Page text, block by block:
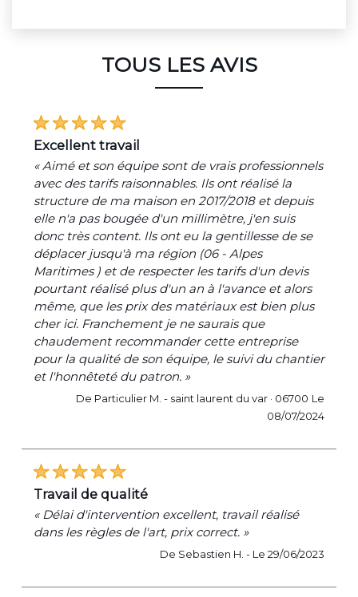
TOUS LES AVIS
excellent travail
« Aimé et son équipe sont de vrais professionnels
avec des tarifs raisonnables. Ils ont réalisé la
structure de ma maison en 2017/2018 et depuis
elle n'a pas bougée d'un millimètre, j'en suis
donc très content. Ils ont eu la gentillesse de se
déplacer jusqu'à ma région (06 - Alpes
Maritimes ) et de respecter les tarifs d'un devis
pourtant réalisé plus d'un an à l'avance et alors
même, que les prix des matériaux est bien plus
cher ici. Franchement je ne saurais que
chaudement recommander cette entreprise
pour la qualité de son équipe, le suivi du chantier
et l'honnêteté du patron. »
De Particulier M. - saint laurent du var · 06700 Le
08/07/2024
travail de qualité
« Délai d'intervention excellent, travail réalisé
dans les règles de l'art, prix correct. »
De Sebastien H. - Le 29/06/2023